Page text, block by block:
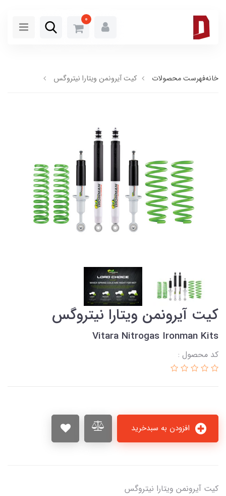
0
خانهفهرست محصولات كیت آیرونمن ويتارا نیتروگس
كیت آیرونمن ويتارا نیتروگس
Vitara Nitrogas Ironman Kits
کد محصول :
كیت آیرونمن ويتارا نیتروگس